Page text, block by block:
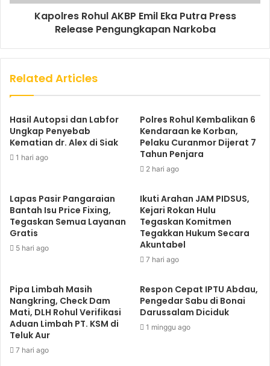
Kapolres Rohul AKBP Emil Eka Putra Press
Release Pengungkapan Narkoba
Related Articles
Hasil Autopsi dan Labfor
Ungkap Penyebab
Kematian dr. Alex di Siak
1 hari ago
Polres Rohul Kembalikan 6
Kendaraan ke Korban,
Pelaku Curanmor Dijerat 7
Tahun Penjara
2 hari ago
Lapas Pasir Pangaraian
Bantah Isu Price Fixing,
Tegaskan Semua Layanan
Gratis
5 hari ago
Ikuti Arahan JAM PIDSUS,
Kejari Rokan Hulu
Tegaskan Komitmen
Tegakkan Hukum Secara
Akuntabel
7 hari ago
Pipa Limbah Masih
Nangkring, Check Dam
Mati, DLH Rohul Verifikasi
Aduan Limbah PT. KSM di
Teluk Aur
7 hari ago
Respon Cepat IPTU Abdau,
Pengedar Sabu di Bonai
Darussalam Diciduk
1 minggu ago